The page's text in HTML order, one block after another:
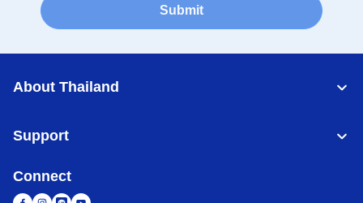
Submit
About Thailand
Support
Connect